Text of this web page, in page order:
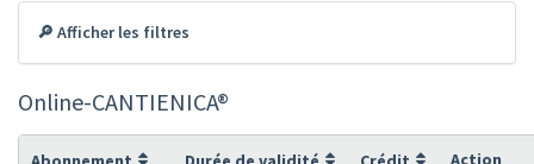
🔎 Afficher les filtres
Online-CANTIENICA®
Action